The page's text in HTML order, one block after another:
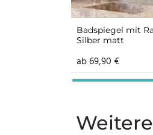
Badspiegel mit
Silber matt
ab69,90€